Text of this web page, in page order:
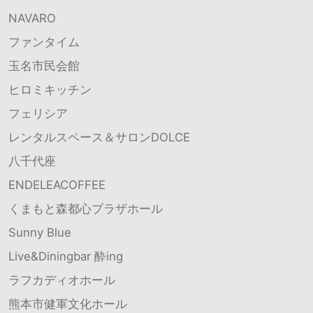
NAVARO
ファンタイム
玉名市民会館
ヒロミキッチン
フェリシア
レンタルスペース＆サロンDOLCE
八千代座
ENDELEACOFFEE
くまもと森都心プラザホール
Sunny Blue
Live&Diningbar 酔ing
ラフカディオホール
熊本市健軍文化ホール